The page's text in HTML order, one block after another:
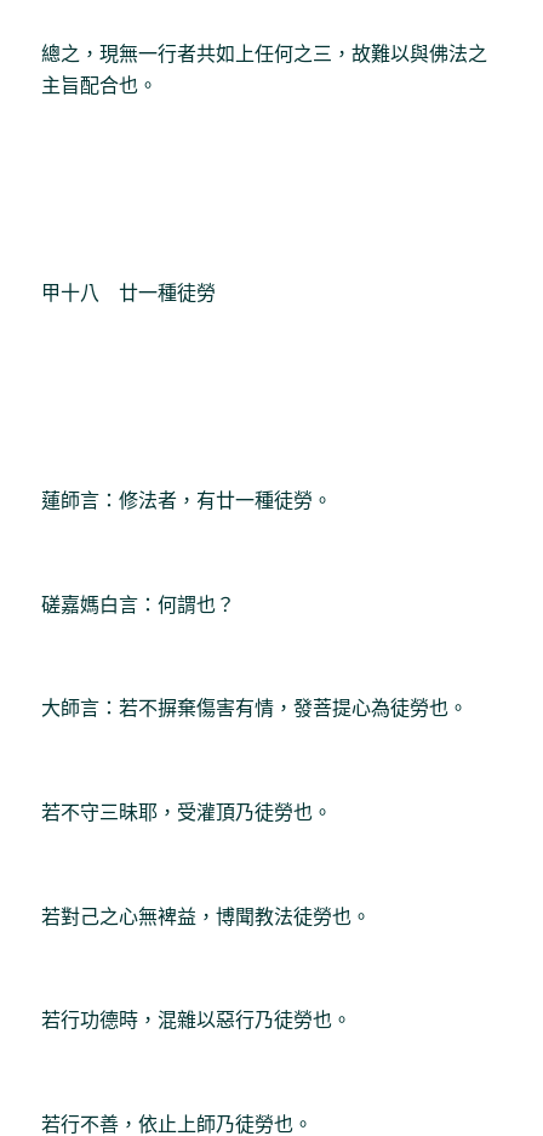
總之，現無一行者共如上任何之三，故難以與佛法之
主旨配合也。
甲十八 廿一種徒勞
蓮師言：修法者，有廿一種徒勞。
磋嘉媽白言：何謂也？
大師言：若不摒棄傷害有情，發菩提心為徒勞也。
若不守三昧耶，受灌頂乃徒勞也。
若對己之心無裨益，博聞教法徒勞也。
若行功德時，混雜以惡行乃徒勞也。
若行不善，依止上師乃徒勞也。